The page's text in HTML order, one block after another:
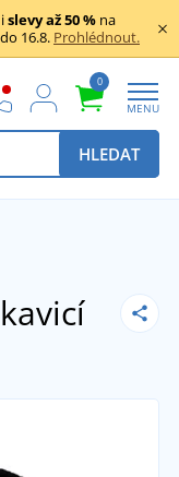
slevy až 50 % na
16.8. Prohlédnout.
0
MENU
HLEDAT